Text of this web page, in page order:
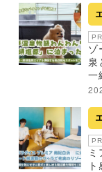
PR
ゾ
泉
一
PR